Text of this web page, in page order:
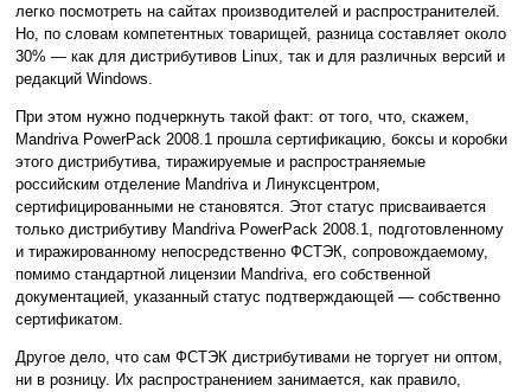
легко посмотреть на сайтах производителей и распространителей.
Но, по словам компетентных товарищей, разница составляет около
30% — как для дистрибутивов Linux, так и для различных версий и
редакций Windows.
При этом нужно подчеркнуть такой факт: от того, что, скажем,
Mandriva PowerPack 2008.1 прошла сертификацию, боксы и коробки
этого дистрибутива, тиражируемые и распространяемые
российским отделение Mandriva и Линуксцентром,
сертифицированными не становятся. Этот статус присваивается
только дистрибутиву Mandriva PowerPack 2008.1, подготовленному
и тиражированному непосредственно ФСТЭК, сопровождаемому,
помимо стандартной лицензии Mandriva, его собственной
документацией, указанный статус подтверждающей — собственно
сертификатом.
Другое дело, что сам ФСТЭК дистрибутивами не торгует ни оптом,
ни в розницу. Их распространением занимается, как правило,